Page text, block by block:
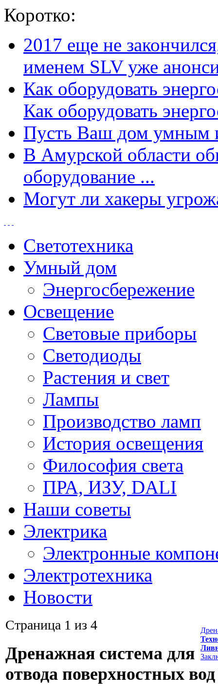
Коротко:
2017 еще не
именем SLV уже
Как оборудовать
Как оборудовать
Пусть Ваш дом умным
В Амурской области
оборудование ...
Могут ли хакеры
Светотехника
Умный дом
Энергосбережение
Освещение
Световые приборы
Светодиоды
Растения и свет
Лампы
Производство ламп
История освещения
Философия света
ПРА, ИЗУ, DALI
Наши советы
Электрика
Электронные
Электротехника
Новости
Страница 1 из 4
Дренажная система для
отвода поверхностных вод